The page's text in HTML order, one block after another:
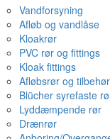
Vandforsyning
Afløb og vandlåse
Kloakrør
PVC rør og fittings
Kloak fittings
Afløbsrør og tilbehør
Blücher syrefaste
Lyddæmpende rør
Drænrør